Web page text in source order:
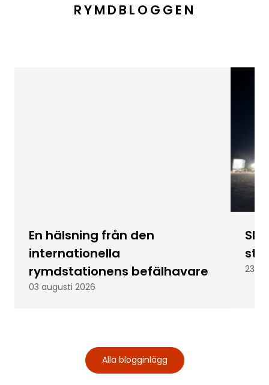
RYMDBLOGGEN
En hälsning från den
internationella
rymdstationens befälhavare
03 augusti 2026
23
Alla blogginlägg